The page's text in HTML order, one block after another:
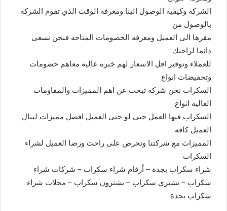
الشركه وكيفيه الوصول الينا ومعرفه الوقت الذي تقوم الشركه
بالوصول من
مقرها الى العميل ومعرفه الخصومات المتاحه فنحن نسعى
دائما لراحتك
للعملاء وتوفير اقل الاسعار لهم خبره عاليه معاهم خصومات
وتخفيضات انواع
السكراب نحن شركه تبحث عن اهم المميزات والمقاومات
العاليه انواع
السكراب فيها العمل حتى لو حتى العميل افضل مميزات لينال
العميل كافه
المميزات مع شركتنا ونحرص على راحت ورضا العميل لشراء
السكراب
شراء سكراب بجدة – أرقام شراء سكراب – شركات شراء
سكراب – نشتري سكراب – يشترون سكراب – محلات شراء
سكراب بجدة